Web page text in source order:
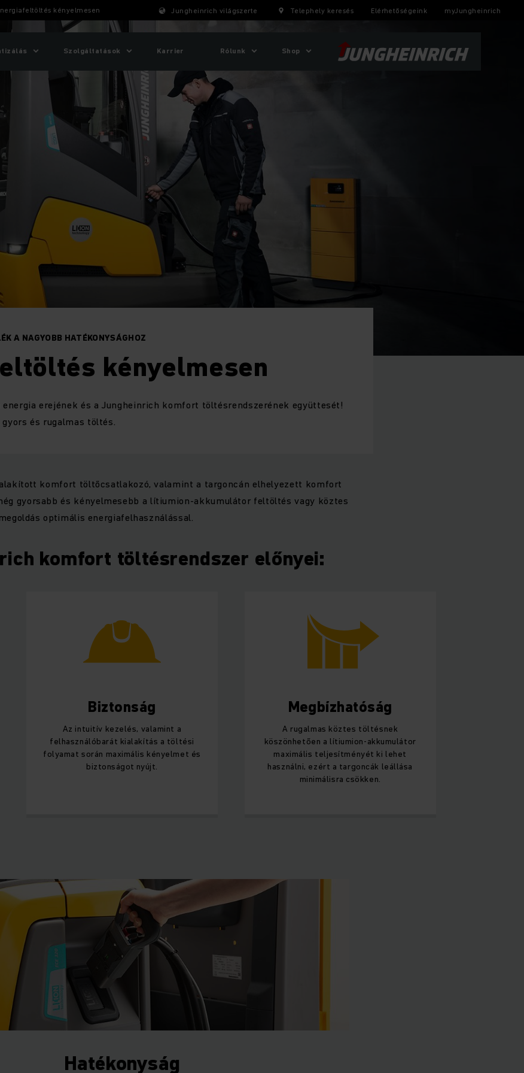
kényelmesen Jungheinrich világszerte Telephely keresés Elérhetőségeink myJungheinrich
Szolgáltatások Karrier Rólunk Shop
A NAGYOBB HATÉKONYSÁGHOZ
kényelmesen
erejének és a Jungheinrich komfort töltésrendszerének együttesét!
és rugalmas töltés.
komfort töltőcsatlakozó, valamint a targoncán elhelyezett komfort
gyorsabb és kényelmesebb a lítiumion-akkumulátor feltöltés vagy köztes
optimális energiafelhasználással.
komfort töltésrendszer előnyei:
Biztonság
Az intuitív kezelés, valamint a
felhasználóbarát kialakítás a töltési
folyamat során maximális kényelmet és
biztonságot nyújt.
Megbízhatóság
A rugalmas köztes töltésnek
köszönhetően a lítiumion-akkumulátor
maximális teljesítményét ki lehet
használni, ezért a targoncák leállása
minimálisra csökken.
Hatékonyság